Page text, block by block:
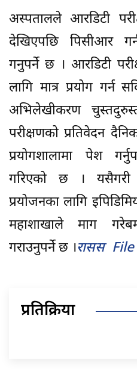
अस्पतालले आरडिटी
देखिएपछि पिसीआर
गनुपर्ने छ । आरडिटी
लागि मात्र प्रयोग गर्न
अभिलेखीकरण
परीक्षणको प्रतिवेदन
प्रयोगशालामा पेश
गरिएको छ । यसैगरी
प्रयोजनका लागि
महाशाखाले माग
गराउनुपर्ने छ ।रासस
प्रतिक्रिया